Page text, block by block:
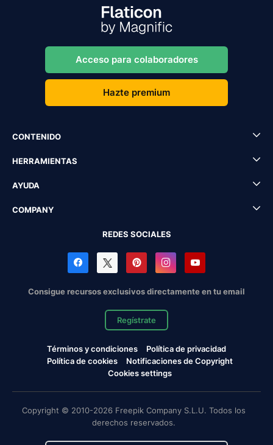
Acceso para colaboradores
Hazte premium
CONTENIDO
HERRAMIENTAS
AYUDA
COMPANY
REDES SOCIALES
Consigue recursos exclusivos directamente en tu email
Regístrate
Términos y condiciones
Política de privacidad
Política de cookies
Notificaciones de Copyright
Cookies settings
Copyright © 2010-2026 Freepik Company S.L.U. Todos los
derechos reservados.